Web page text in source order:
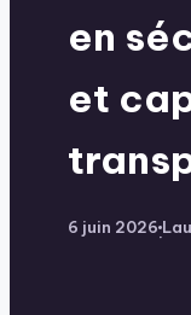
en
et
6 juin 2026
·